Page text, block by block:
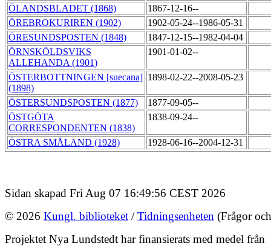
ÖLANDSBLADET (1868)
1867-12-16--
ÖREBROKURIREN (1902)
1902-05-24--1986-05-31
ÖRESUNDSPOSTEN (1848)
1847-12-15--1982-04-04
ÖRNSKÖLDSVIKS
ALLEHANDA (1901)
1901-01-02--
ÖSTERBOTTNINGEN [suecana]
(1898)
1898-02-22--2008-05-23
ÖSTERSUNDSPOSTEN (1877)
1877-09-05--
ÖSTGÖTA
CORRESPONDENTEN (1838)
1838-09-24--
ÖSTRA SMÅLAND (1928) 1928-06-16--2004-12-31
Sidan skapad Fri Aug 07 16:49:56 CEST 2026
© 2026 Kungl. biblioteket /Tidningsenheten (Frågor
Projektet Nya Lundstedt har finansierats med medel från